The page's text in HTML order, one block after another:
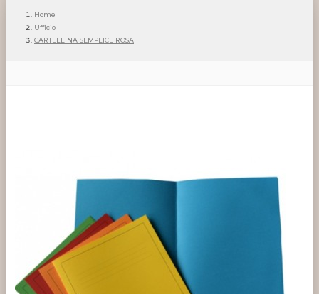
Home
Ufficio
CARTELLINA SEMPLICE ROSA